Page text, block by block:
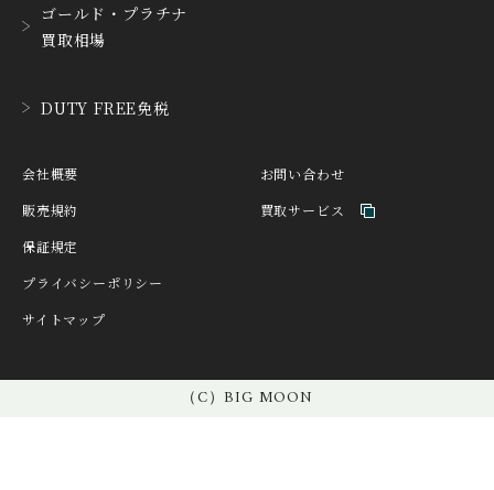
HEINRICH-GEISEN
ハインリッヒ ガイセン
HORAE
ホライ
IKEPOD INCIPIO
JAEGER LE COULTRE
ジャガー・ルクルト
ジャン・クロード ペラ
JEANRICHARD
ジャンリシャール
ゴールド・プラチナ
買取相場
DUTY FREE免税
会社概要
販売規約
保証規定
プライバシーポリシー
サイトマップ
お問い合わせ
買取サービス
（C）BIG MOON